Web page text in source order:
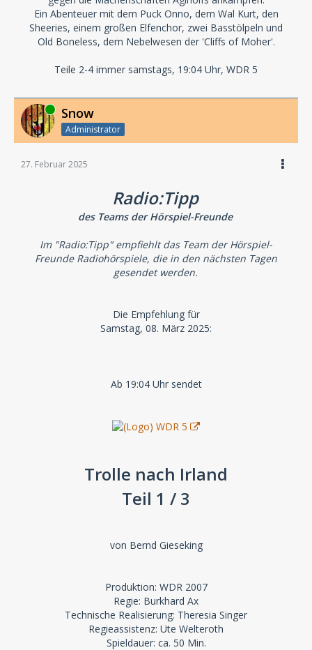
Ein Abenteuer mit dem Puck Onno, dem Wal Kurt, den
Sheeries, einem großen Elfenchor, zwei Basstölpeln und
Old Boneless, dem Nebelwesen der 'Cliffs of Moher'.
Teile 2-4 immer samstags, 19:04 Uhr, WDR 5
Online Snow
Administrator
27. Februar 2025
Radio:Tipp
des Teams der Hörspiel-Freunde
Im "Radio:Tipp" empfiehlt das Team der Hörspiel-
Freunde Radiohörspiele, die in den nächsten Tagen
gesendet werden.
Die Empfehlung für
Samstag, 08. März 2025:
Ab 19:04 Uhr sendet
Trolle nach Irland
Teil 1 / 3
von Bernd Gieseking
Produktion: WDR 2007
Regie: Burkhard Ax
Technische Realisierung: Theresia Singer
Regieassistenz: Ute Welteroth
Spieldauer: ca. 50 Min.